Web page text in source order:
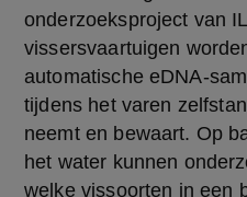
onderzoeksproject van
vissersvaartuigen
automatische eDNA-
tijdens het varen
neemt en bewaart. Op
het water kunnen
welke vissoorten in een